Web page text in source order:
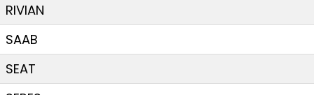
RIVIAN
SAAB
SEAT